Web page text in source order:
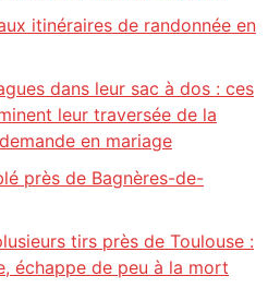
itinéraires de randonnée en
dans leur sac à dos : ces
leur traversée de la
en mariage
près de Bagnères-de-
tirs près de Toulouse :
échappe de peu à la mort